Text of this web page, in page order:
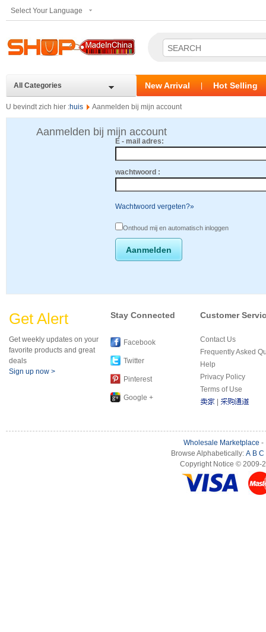
Select Your Language
All Categories New Arrival Hot Selling
U bevindt zich hier :huis Aanmelden bij mijn account
Aanmelden bij mijn account
E - mail adres:
wachtwoord :
Wachtwoord vergeten?»
Onthoud mij en automatisch inloggen
Get Alert
Get weekly updates on your
favorite products and great
deals
Sign up now >
Stay Connected
Facebook
Twitter
Pinterest
Google +
Customer
Contact Us
Frequently Asked
Help
Privacy Policy
Terms of Use
Wholesale Marketplace -
Browse Alphabetically:A B C
Copyright Notice © 2009-